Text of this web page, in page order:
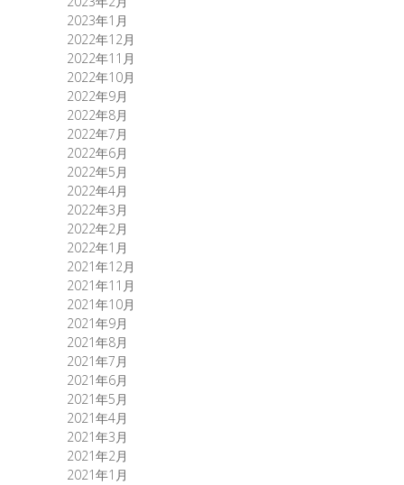
2023年1月
2022年12月
2022年11月
2022年10月
2022年9月
2022年8月
2022年7月
2022年6月
2022年5月
2022年4月
2022年3月
2022年2月
2022年1月
2021年12月
2021年11月
2021年10月
2021年9月
2021年8月
2021年7月
2021年6月
2021年5月
2021年4月
2021年3月
2021年2月
2021年1月